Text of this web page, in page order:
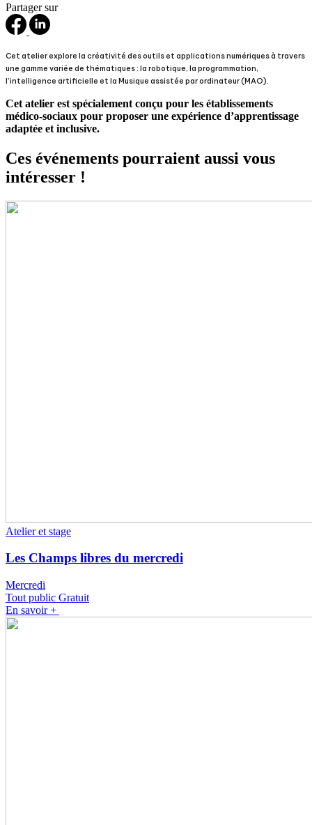
Partager sur
Cet atelier explore la créativité des outils et applications numériques à travers
une gamme variée de thématiques : la robotique, la programmation,
l’intelligence artificielle et la Musique assistée par ordinateur (MAO).
Cet atelier est spécialement conçu pour les établissements
médico-sociaux pour proposer une expérience d’apprentissage
adaptée et inclusive.
Ces événements pourraient aussi vous
intéresser !
Atelier et stage
Les Champs libres du mercredi
Mercredi
Tout public Gratuit
En savoir +